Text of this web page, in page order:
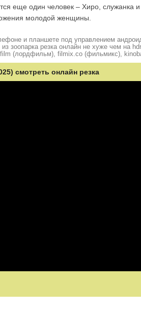
еще один человек – Хиро,
молодой женщины.
и планшете под управлением
зоопарка резка онлайн не хуже чем на
(лордфильм), filmix.co (фильмикс),
смотреть онлайн резка